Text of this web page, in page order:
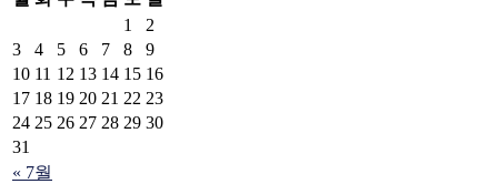
« 7월
1
2
3
4 5 6 7 8
9
10 11 12 13 14 15 16
17 18 19 20 21 22 23
24 25 26 27 28 29 30
31